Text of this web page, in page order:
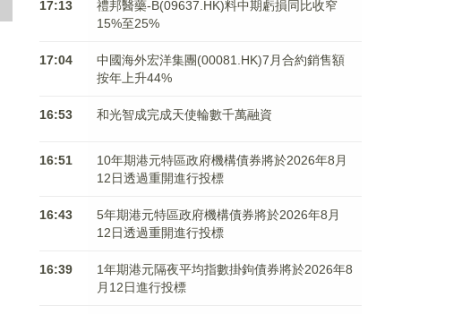
17:13
禮邦醫藥-B(09637.HK)料中期虧損同比收窄
15%至25%
17:04
中國海外宏洋集團(00081.HK)7月合約銷售額
按年上升44%
16:53 和光智成完成天使輪數千萬融資
16:51
10年期港元特區政府機構債券將於2026年8月
12日透過重開進行投標
16:43
5年期港元特區政府機構債券將於2026年8月
12日透過重開進行投標
16:39
1年期港元隔夜平均指數掛鉤債券將於2026年8
月12日進行投標